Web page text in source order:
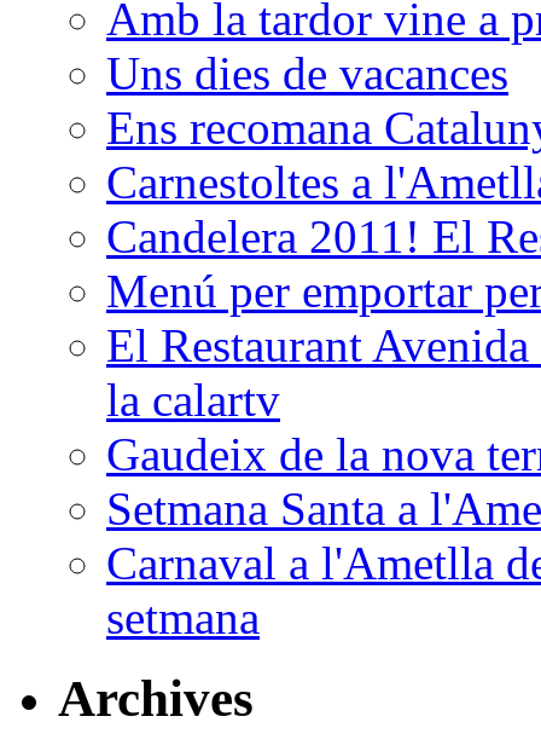
Amb la tardor vine a
Uns dies de vacances
Ens recomana
Carnestoltes a
Candelera 2011! El
Menú per emportar
El Restaurant
la calartv
Gaudeix de la nova
Setmana Santa a
Carnaval a l'Ametlla
setmana
Archives